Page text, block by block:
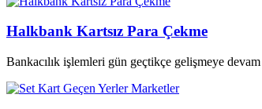
Halkbank Kartsız Para Çekme
Bankacılık işlemleri gün geçtikçe gelişmeye